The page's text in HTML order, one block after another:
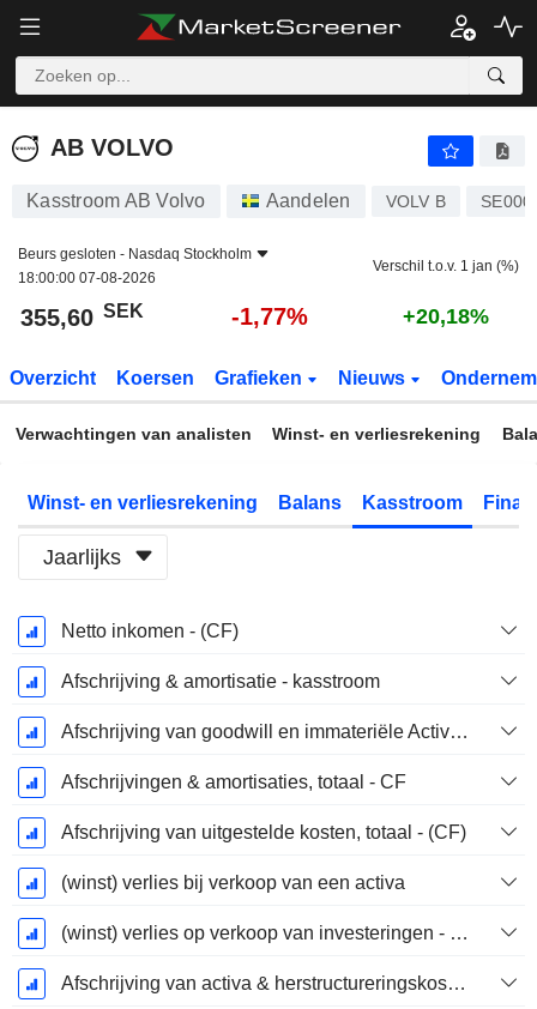
AB VOLVO
AB VOLVO
Kasstroom AB Volvo Aandelen VOLV B
Beurs gesloten - Nasdaq Stockholm
18:00:00 07-08-2026
Verschil t.o.v. 1 jan (%)
355,60 SEK -1,77% +20,18%
Overzicht Koersen Grafieken Nieuws
Verwachtingen van analisten Winst- en verliesrekening
Winst- en verliesrekening Balans Kasstroom
Jaarlijks
Start
boekjaar:
December
Netto inkomen - (CF)
Afschrijving & amortisatie - kasstroom
Afschrijving van goodwill en immateriële Activa - (CF) - (Modelspecifiek)
Afschrijvingen & amortisaties, totaal - CF
Afschrijving van uitgestelde kosten, totaal - (CF)
(winst) verlies bij verkoop van een activa
(winst) verlies op verkoop van investeringen - (CF)
Afschrijving van activa & herstructureringskosten